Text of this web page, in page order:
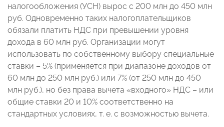
налогообложения (УСН) вырос с 200 млн до 450 млн
руб. Одновременно таких налогоплательщиков
обязали платить НДС при превышении уровня
дохода в 60 млн руб. Организации могут
использовать по собственному выбору специальные
ставки – 5% (применяется при диапазоне доходов от
60 млн до 250 млн руб.) или 7% (от 250 млн до 450
млн руб.), но без права вычета «входного» НДС – или
общие ставки 20 и 10% соответственно на
стандартных условиях, т. е. с возможностью вычета.